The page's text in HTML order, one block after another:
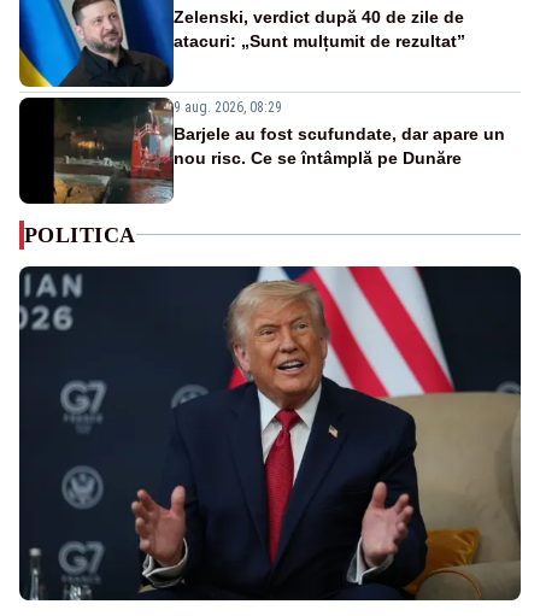
Zelenski, verdict după 40 de zile de
atacuri: „Sunt mulțumit de rezultat”
9 aug. 2026, 08:29
Barjele au fost scufundate, dar apare un
nou risc. Ce se întâmplă pe Dunăre
POLITICA